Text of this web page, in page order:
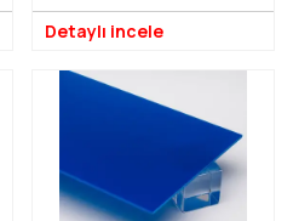
Detaylı incele